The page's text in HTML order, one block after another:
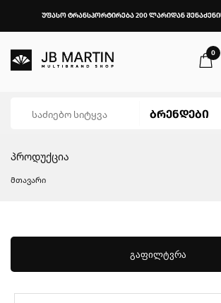
უფასო ტრანსპორტირება 200 ლარიდან
0
პროდუქცია
მთავარი
გაფილტვრა